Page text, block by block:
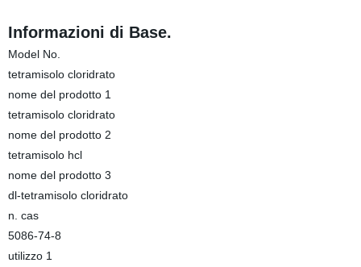
Informazioni di Base.
Model No.
tetramisolo cloridrato
nome del prodotto 1
tetramisolo cloridrato
nome del prodotto 2
tetramisolo hcl
nome del prodotto 3
dl-tetramisolo cloridrato
n. cas
5086-74-8
utilizzo 1